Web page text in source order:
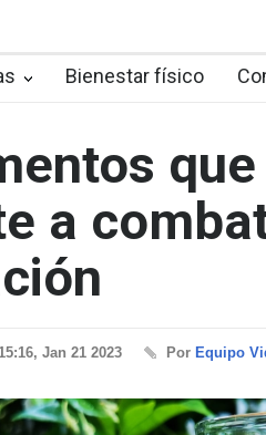
Bienestar físico
a
Jan 21 2023 Por Equipo